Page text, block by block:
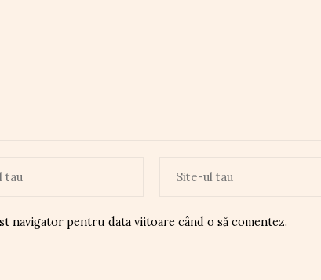
navigator pentru data viitoare când o să comentez.